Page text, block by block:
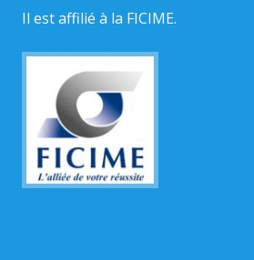
Il est affilié à la FICIME.